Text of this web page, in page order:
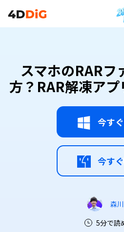
スマホのRARフ
方？RAR解凍ア
今す
今す
森
5分で読